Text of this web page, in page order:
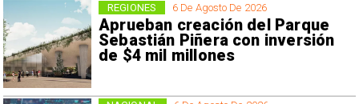
6 De Agosto De 2026
Aprueban creación del Parque
Sebastián Piñera con inversión
de $4 mil millones
REGIONES